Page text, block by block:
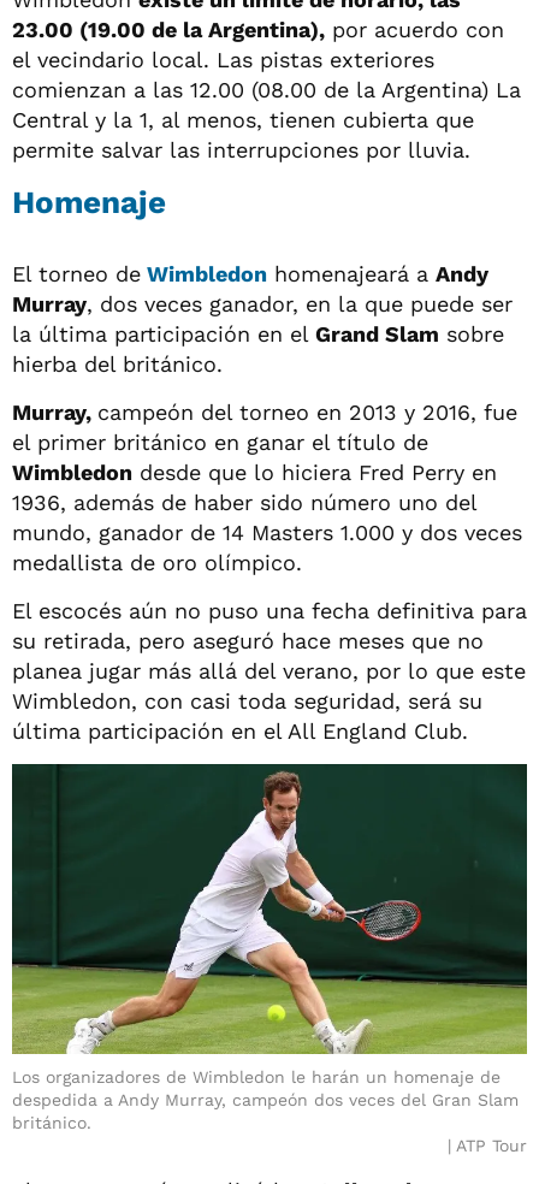
23.00 (19.00 de la Argentina), por acuerdo con
el vecindario local. Las pistas exteriores
comienzan a las 12.00 (08.00 de la Argentina) La
Central y la 1, al menos, tienen cubierta que
permite salvar las interrupciones por lluvia.
Homenaje
El torneo de Wimbledon homenajeará a Andy
Murray, dos veces ganador, en la que puede ser
la última participación en el Grand Slam sobre
hierba del británico.
Murray, campeón del torneo en 2013 y 2016, fue
el primer británico en ganar el título de
Wimbledon desde que lo hiciera Fred Perry en
1936, además de haber sido número uno del
mundo, ganador de 14 Masters 1.000 y dos veces
medallista de oro olímpico.
El escocés aún no puso una fecha definitiva para
su retirada, pero aseguró hace meses que no
planea jugar más allá del verano, por lo que este
Wimbledon, con casi toda seguridad, será su
última participación en el All England Club.
Los organizadores de Wimbledon le harán un homenaje de
despedida a Andy Murray, campeón dos veces del Gran Slam
británico.
ATP Tour